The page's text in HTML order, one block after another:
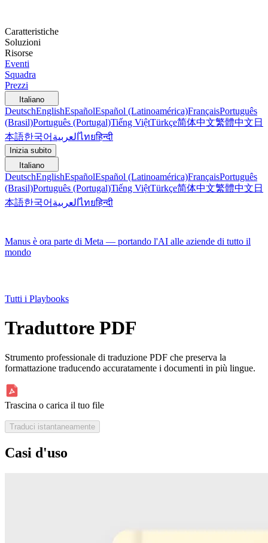
Caratteristiche
Soluzioni
Risorse
Eventi
Squadra
Prezzi
Italiano
DeutschEnglishEspañolEspañol (Latinoamérica)FrançaisPortuguês
(Brasil)Português (Portugal)Tiếng ViệtTürkçe简体中文繁體中文 日
本語한국어 العربيةไทยहिन्दी
Inizia subito
Italiano
DeutschEnglishEspañolEspañol (Latinoamérica)FrançaisPortuguês
(Brasil)Português (Portugal)Tiếng ViệtTürkçe简体中文繁體中文 日
本語한국어 العربيةไทยहिन्दी
Manus è ora parte di Meta — portando l'AI alle aziende di tutto il
mondo
Tutti i Playbooks
Traduttore PDF
Strumento professionale di traduzione PDF che preserva la
formattazione traducendo accuratamente i documenti in più lingue.
Trascina o carica il tuo file
Traduci istantaneamente
Casi d'uso